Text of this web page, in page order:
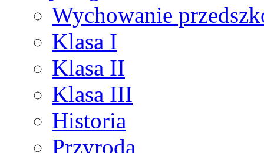
Wychowanie
Klasa I
Klasa II
Klasa III
Historia
Przyroda